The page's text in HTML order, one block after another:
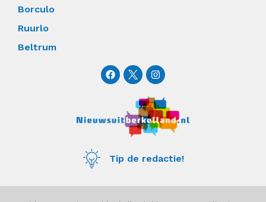
Borculo
Ruurlo
Beltrum
F
a
c
o
o
I
n
s
t
a
g
r
a
Tip de redactie!